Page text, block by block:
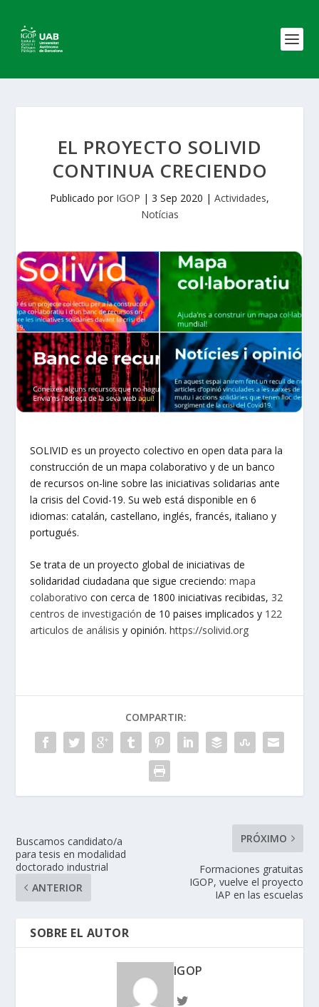
EL PROYECTO SOLIVID
CONTINUA CRECIENDO
Publicado por IGOP | 3 Sep 2020 | Actividades,
Notícias
SOLIVID es un proyecto colectivo en open data para la
construcción de un mapa colaborativo y de un banco
de recursos on-line sobre las iniciativas solidarias ante
la crisis del Covid-19. Su web está disponible en 6
idiomas: catalán, castellano, inglés, francés, italiano y
portugués.
Se trata de un proyecto global de iniciativas de
solidaridad ciudadana que sigue creciendo:mapa
colaborativo con cerca de 1800 iniciativas recibidas, 32
centros de investigación de 10 paises implicados y 122
articulos de análisis y opinión.https://solivid.org
COMPARTIR:
Buscamos candidato/a
para tesis en modalidad
doctorado industrial
ANTERIOR
PRÓXIMO
Formaciones gratuitas
IGOP, vuelve el proyecto
IAP en las escuelas
SOBRE EL AUTOR
IGOP